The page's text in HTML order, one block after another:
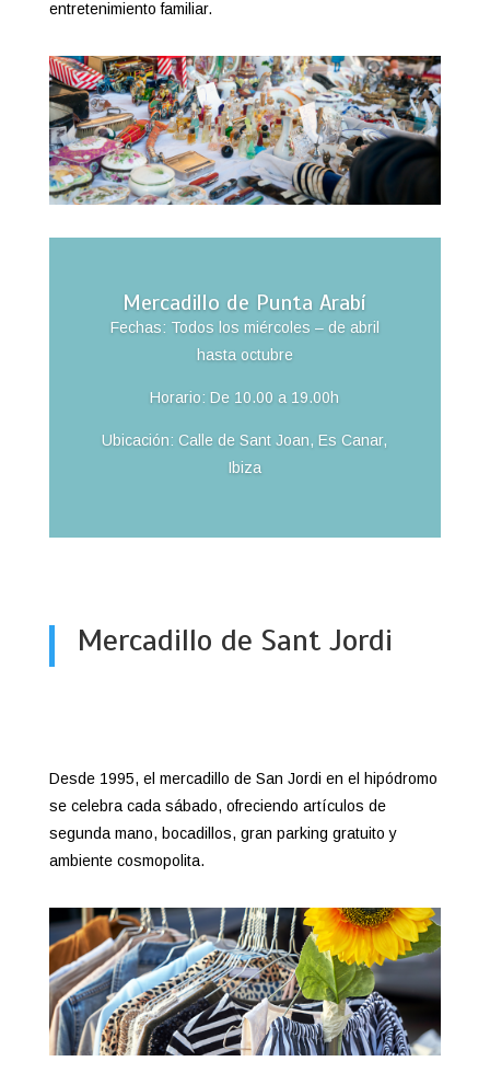
entretenimiento familiar.
Mercadillo de Punta Arabí
Fechas: Todos los miércoles – de abril
hasta octubre
Horario: De 10.00 a 19.00h
Ubicación: Calle de Sant Joan, Es Canar,
Ibiza
Mercadillo de Sant Jordi
Desde 1995, el mercadillo de San Jordi en el hipódromo
se celebra cada sábado, ofreciendo artículos de
segunda mano, bocadillos, gran parking gratuito y
ambiente cosmopolita.